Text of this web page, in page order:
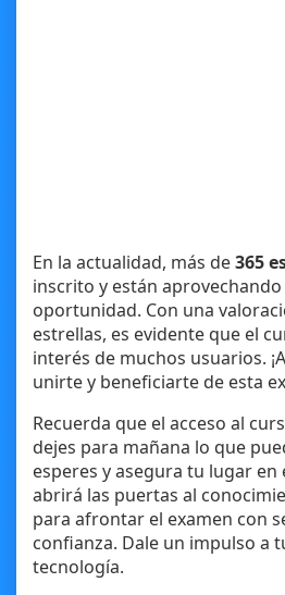
En la actualidad, más de365
inscrito y están
oportunidad. Con una
estrellas, es evidente que el
interés de muchos usuarios.
unirte y beneficiarte de esta
Recuerda que el acceso al
dejes para mañana lo que
esperes y asegura tu lugar en
abrirá las puertas al
para afrontar el examen con
confianza. Dale un impulso a
tecnología.